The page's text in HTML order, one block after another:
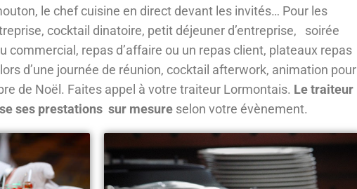
le chef cuisine en direct devant les invités… Pour les
cocktail dinatoire, petit déjeuner d’entreprise, soirée
commercial, repas d’affaire ou un repas client, plateaux repas
d’une journée de réunion, cocktail afterwork, animation pour
de Noël. Faites appel à votre traiteur Lormontais. Le traiteur
ses prestations sur mesure selon votre évènement.